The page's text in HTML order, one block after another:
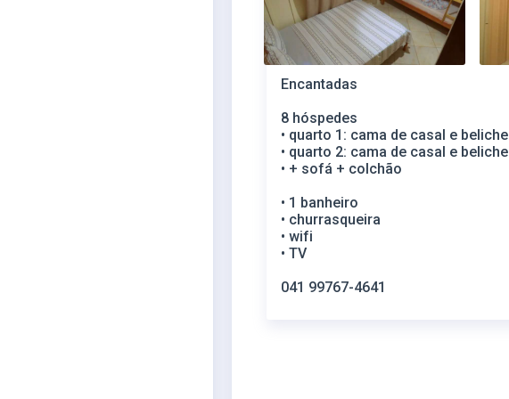
Encantadas
8 hóspedes
• quarto 1: cama de casal e beliche
• quarto 2: cama de casal e beliche
• + sofá + colchão
• 1 banheiro
• churrasqueira
• wifi
• TV
041 99767-4641